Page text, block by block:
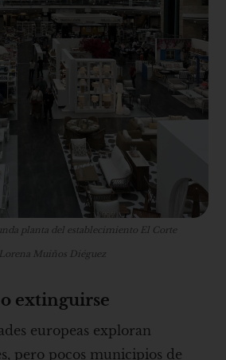
planta del establecimiento El Corte
Muiños Diéguez
extinguirse
europeas exploran
pero pocos municipios de